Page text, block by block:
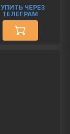
ЧЕРЕЗ
ТЕЛЕГРАМ